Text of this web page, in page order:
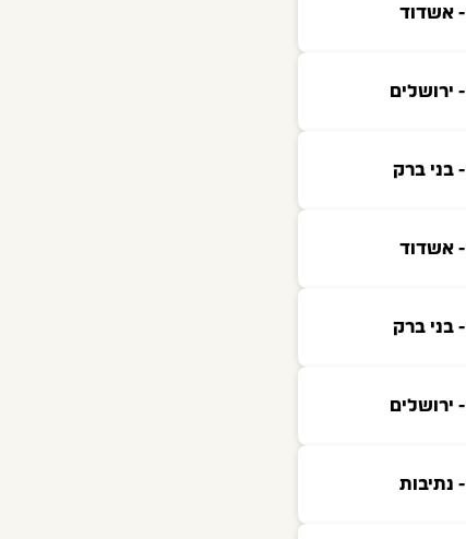
אשדוד
ירושלים
בני ברק
אשדוד
בני ברק
ירושלים
נתיבות